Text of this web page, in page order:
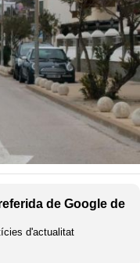
de Google de
d'actualitat